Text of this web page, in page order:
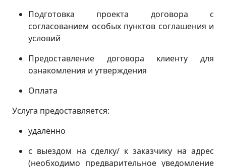
Подготовка проекта договора с
согласованием особых пунктов соглашения и
условий
Предоставление договора клиенту для
ознакомления и утверждения
Оплата
Услуга предоставляется:
удалённо
с выездом на сделку/ к заказчику на адрес
(необходимо предварительное уведомление